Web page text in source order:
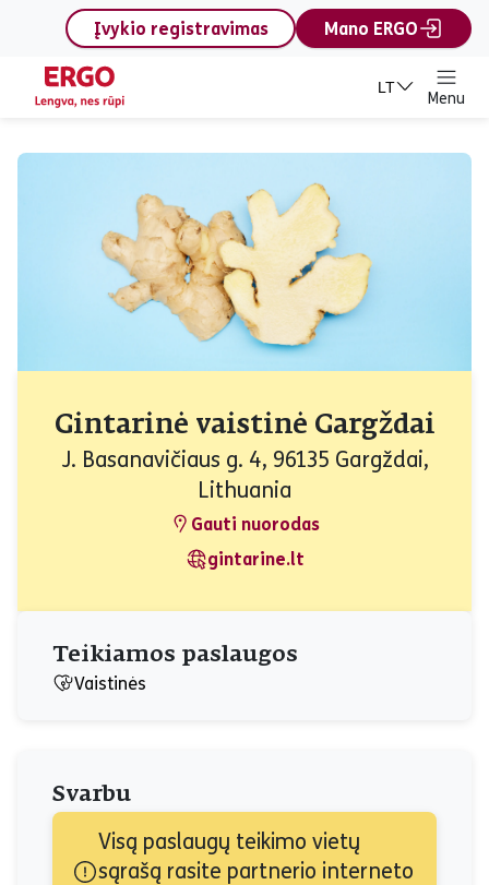
content
Įvykio registravimas
Mano ERGO
LT
Menu
Gintarinė vaistinė Gargždai
J. Basanavičiaus g. 4, 96135 Gargždai,
Lithuania
Gauti nuorodas
gintarine.lt
Teikiamos paslaugos
Vaistinės
Svarbu
Visą paslaugų teikimo vietų
sąrašą rasite partnerio interneto